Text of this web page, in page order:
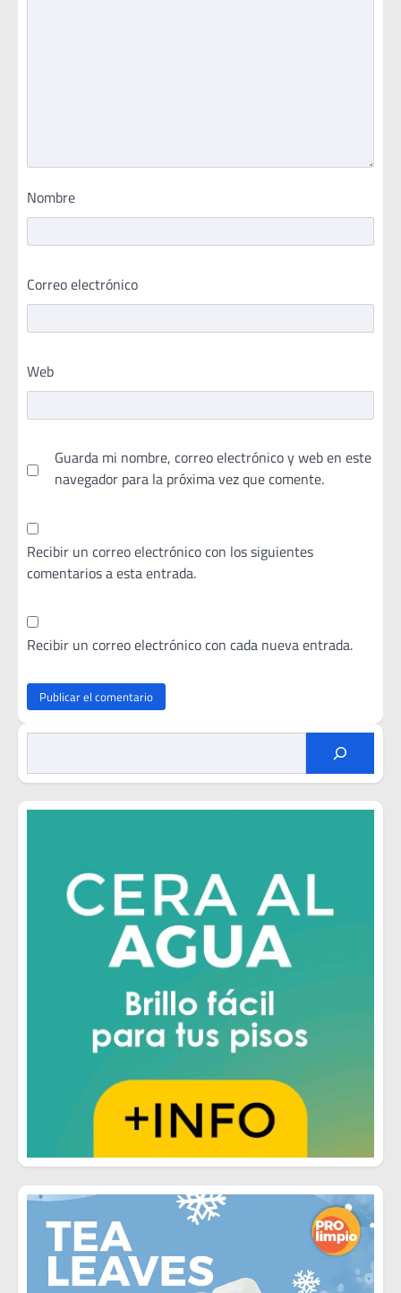
Nombre
Correo electrónico
Web
Guarda mi nombre, correo electrónico y web en este
navegador para la próxima vez que comente.
Recibir un correo electrónico con los siguientes
comentarios a esta entrada.
Recibir un correo electrónico con cada nueva entrada.